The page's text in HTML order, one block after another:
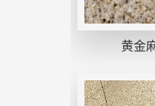
黄金